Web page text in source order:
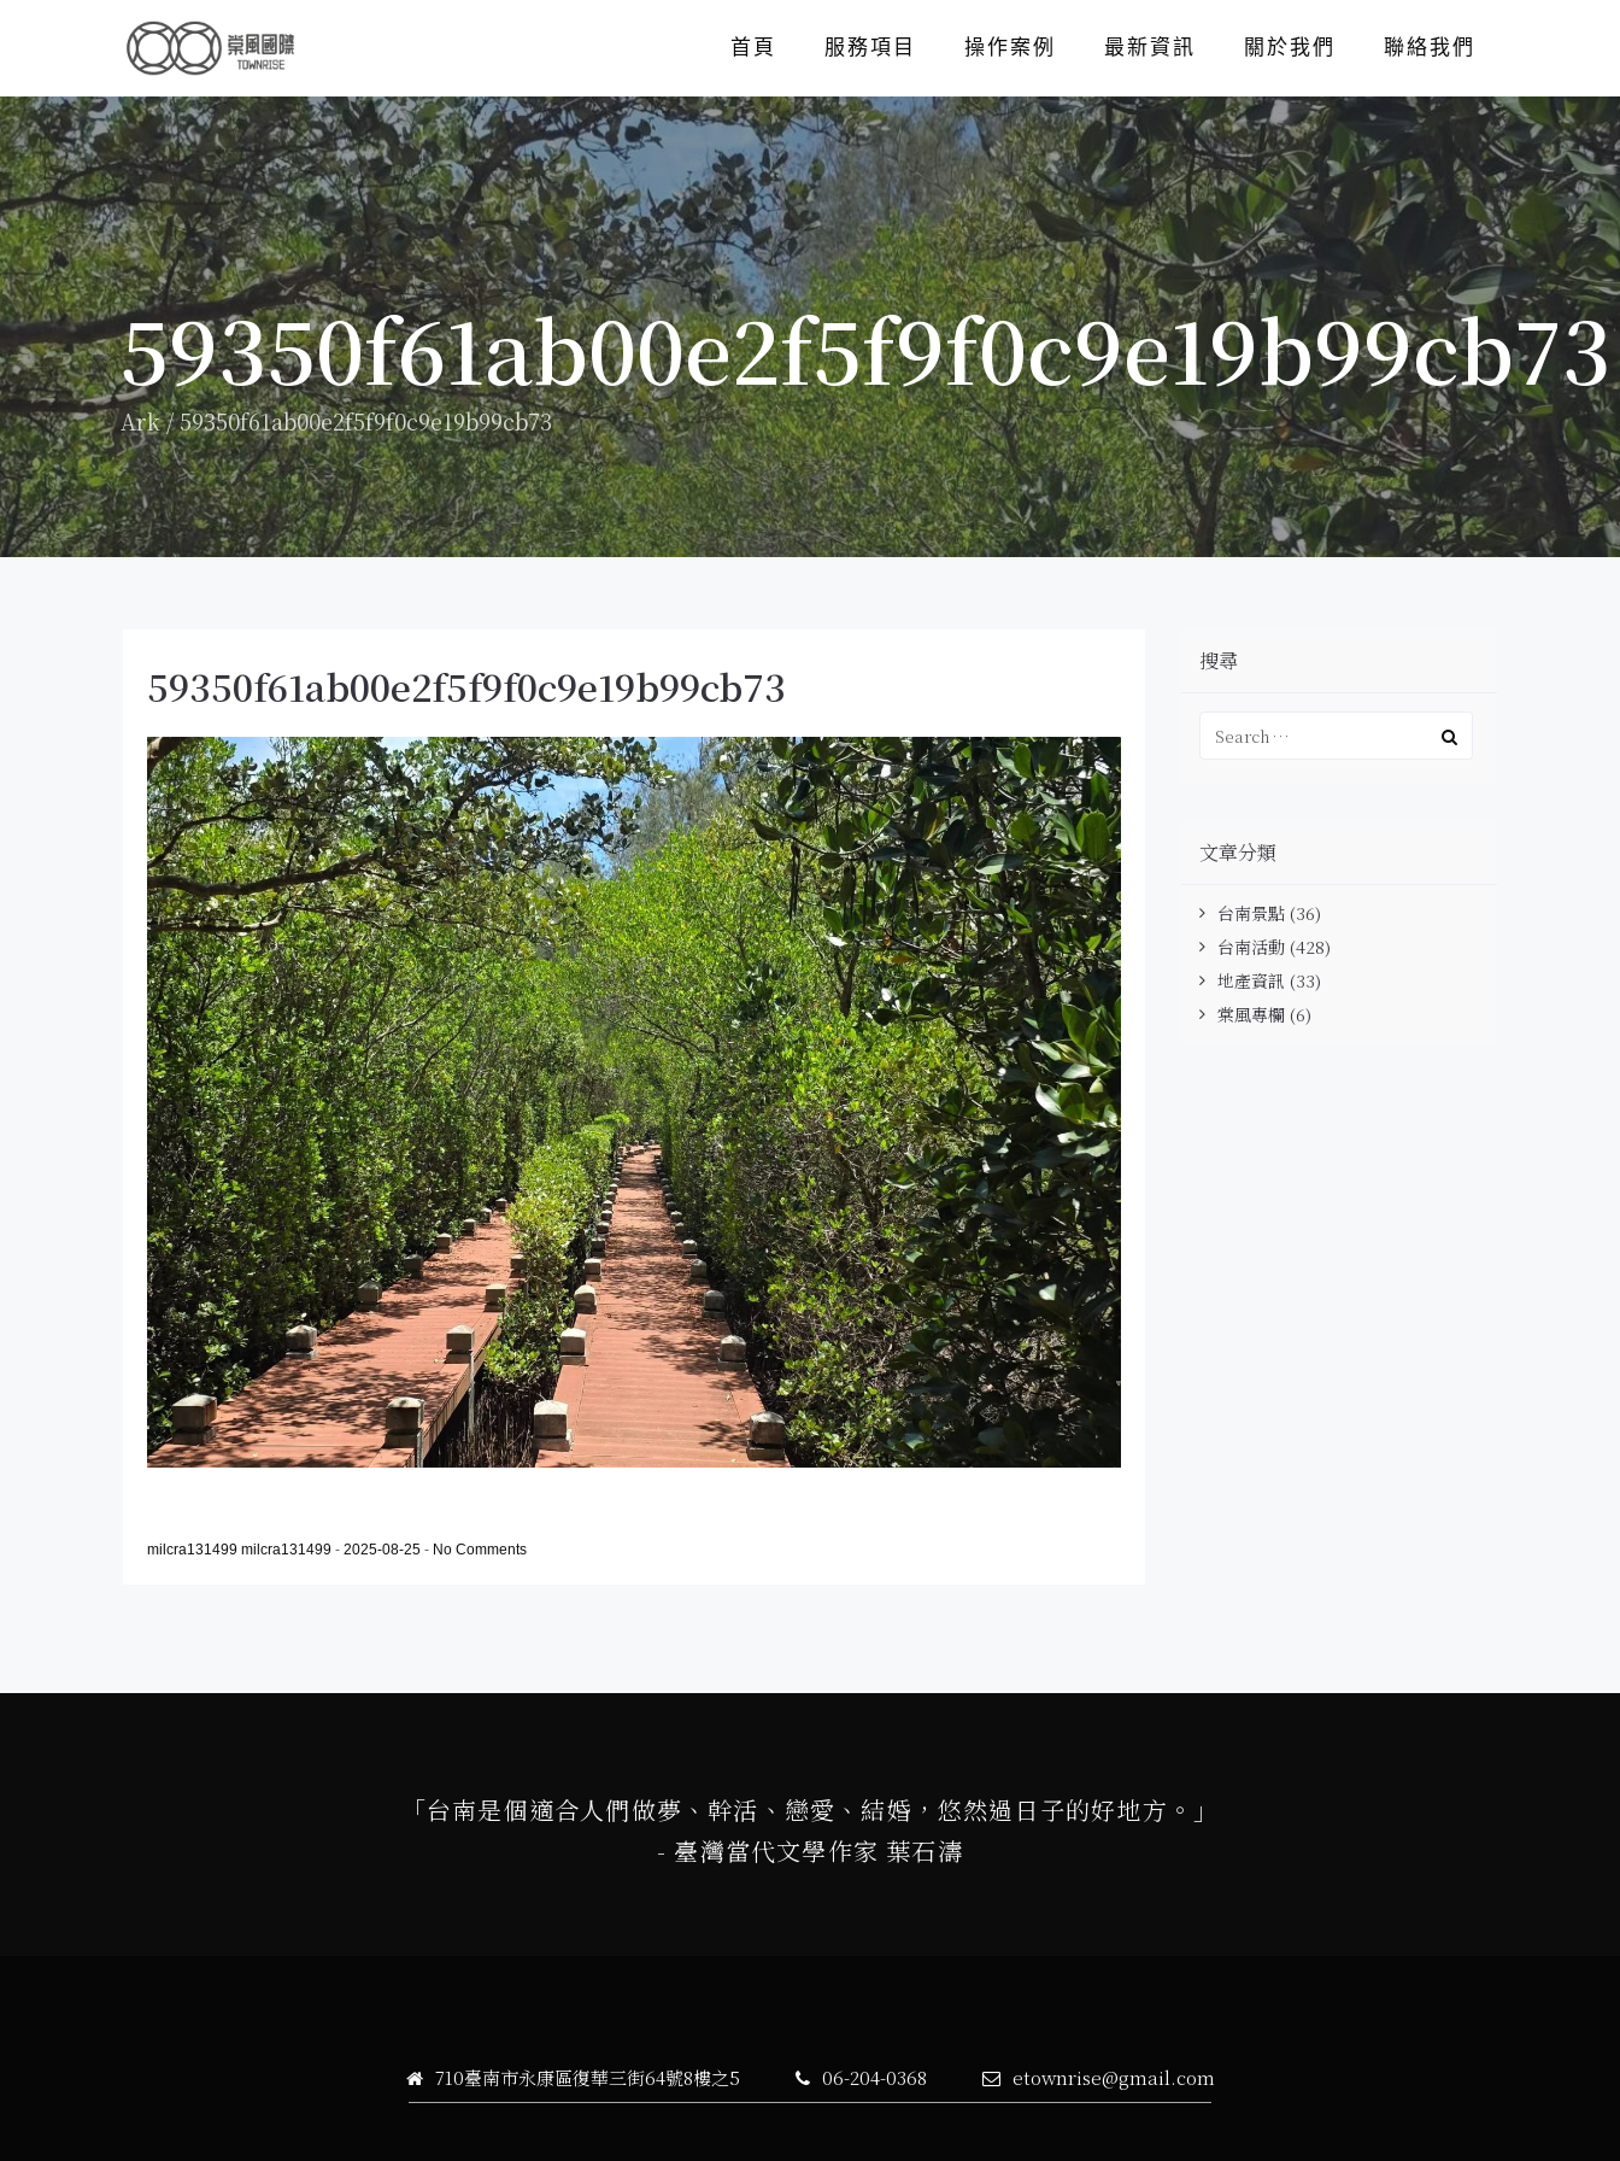
首頁 服務項目 操作案例 最新資訊 關於我們 聯絡我們
59350f61ab00e2f5f9f0c9e19b99cb73
Ark/59350f61ab00e2f5f9f0c9e19b99cb73
59350f61ab00e2f5f9f0c9e19b99cb73
milcra131499 milcra131499 - 2025-08-25 - No Comments
搜尋
文章分類
台南景點(36)
台南活動(428)
地產資訊 (33)
棠風專欄(6)
「台南是個適合人們做夢、幹活、戀愛、結婚，悠然過日子的好地方。」
- 臺灣當代文學作家 葉石濤
710臺南市永康區復華三街64號8樓之5 06-204-0368 etownrise@gmail.com